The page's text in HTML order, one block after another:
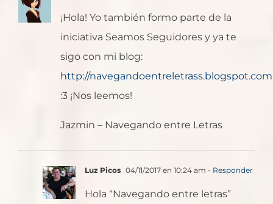
¡Hola! Yo también formo parte de la
iniciativa Seamos Seguidores y ya te
sigo con mi blog:
http://
:3 ¡Nos leemos!
Jazmin – Navegando entre Letras
Luz Picos 04/11/2017 en 10:24 am - Responder
Hola “Navegando entre letras”